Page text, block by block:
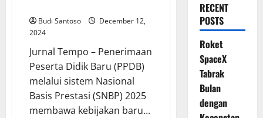
Budi Santoso
December 12,
2024
Jurnal Tempo – Penerimaan
Peserta Didik Baru (PPDB)
melalui sistem Nasional
Basis Prestasi (SNBP) 2025
membawa kebijakan baru...
RECENT
POSTS
Roket
SpaceX
Tabrak
Bulan
dengan